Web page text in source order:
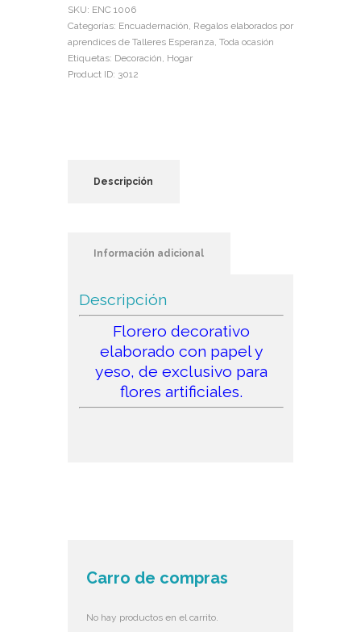
SKU: ENC 1006
Categorías: Encuadernación, Regalos elaborados por
aprendices de Talleres Esperanza, Toda ocasión
Etiquetas: Decoración, Hogar
Product ID: 3012
Descripción
Información adicional
Descripción
Florero decorativo
elaborado con papel y
yeso, de exclusivo para
flores artificiales.
Carro de compras
No hay productos en el carrito.